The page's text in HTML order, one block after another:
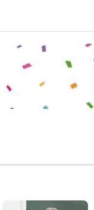
ぶごぶ」のトリ